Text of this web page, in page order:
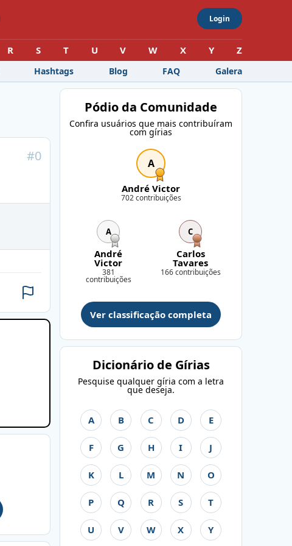
Login
R S T U V W X Y Z
Hashtags Blog FAQ Galera
#0
Pódio da Comunidade
Confira usuários que mais contribuíram
com gírias
A
André Victor
702 contribuições
A
André
Victor
381
contribuições
C
Carlos
Tavares
166 contribuições
Ver classificação completa
Dicionário de Gírias
Pesquise qualquer gíria com a letra
que deseja.
A B C D E
F G H I J
K L M N O
P Q R S T
U V W X Y